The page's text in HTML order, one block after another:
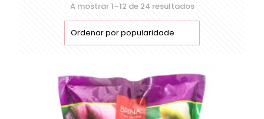
A mostrar 1–12 de 24 resultados